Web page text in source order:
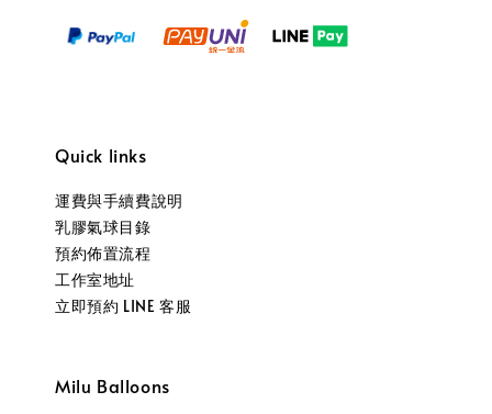
Quick links
運費與手續費說明
乳膠氣球目錄
預約佈置流程
工作室地址
立即預約 LINE 客服
Milu Balloons